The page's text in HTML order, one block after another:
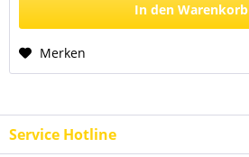
In den Warenkorb
Merken
Service Hotline